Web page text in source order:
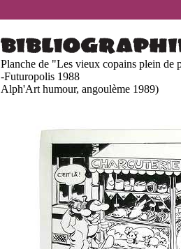
Planche de "Les vieux copains plein de
-Futuropolis 1988
Alph'Art humour, angoulème 1989)